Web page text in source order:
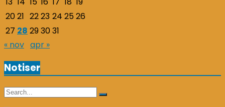
2021 2223 24 2526
27 28 293031
« nov apr »
Notiser
Search
Search